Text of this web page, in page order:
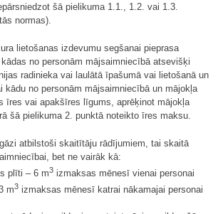
šā pielikuma 1.1., 1.2. vai 1.3.
normas).
lietošanas izdevumu segšanai pieprasa
no personām mājsaimniecībā atsevišķi
radinieka vai laulātā īpašumā vai lietošanā un
kādu no personām mājsaimniecībā un mājokļa
īres vai apakšīres līgums, aprēķinot mājokļa
šā pielikuma 2. punktā noteikto īres maksu.
atbilstoši skaitītāju rādījumiem, tai skaitā
bet ne vairāk kā:
plīti – 6 m3 izmaksas mēnesī vienai personai
m3 izmaksas mēnesī katrai nākamajai personai